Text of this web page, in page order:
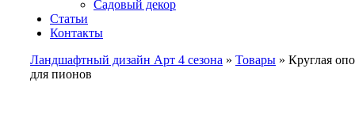
Садовый декор
Статьи
Контакты
Ландшафтный дизайн Арт 4 сезона » Товары » Круглая
для пионов